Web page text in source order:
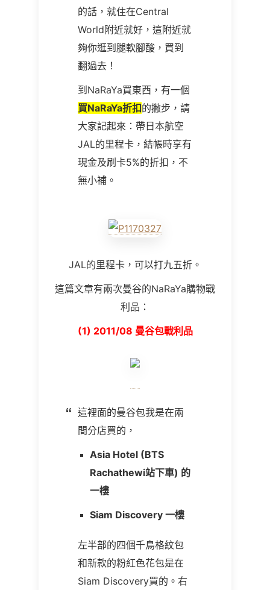
的話，就住在Central
World附近就好，這附近就
夠你逛到腿軟腳酸，買到
翻過去！
到NaRaYa買東西，有一個
買NaRaYa折扣的撇步，請
大家記起來：帶日本航空
JAL的里程卡，結帳時享有
現金及刷卡5%的折扣，不
無小補。
JAL的里程卡，可以打九五折。
這篇文章有兩次曼谷的NaRaYa購物戰
利品：
(1) 2011/08 曼谷包戰利品
這裡面的曼谷包我是在兩
間分店買的，
Asia Hotel (BTS
Rachathewi站下車) 的
一樓
Siam Discovery 一樓
左半部的四個千鳥格紋包
和新款的粉紅色花包是在
Siam Discovery買的。右